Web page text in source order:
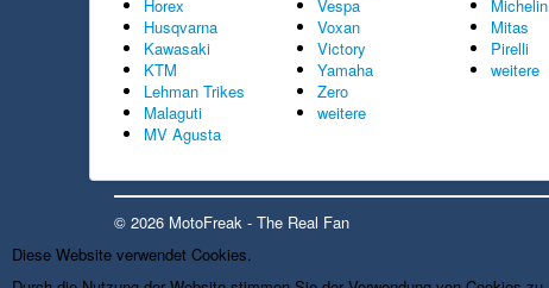
Horex
Husqvarna
Kawasaki
KTM
Lehman Trikes
Malaguti
MV Agusta
Vespa
Voxan
Victory
Yamaha
Zero
weitere
Michelin
Mitas
Pirelli
weitere
© 2026 MotoFreak - The Real Fan
Diese Website verwendet Cookies.